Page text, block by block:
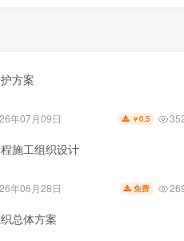
方案
年07月09日 ￥0.5
施工组织设计
年06月28日 免费
总体方案